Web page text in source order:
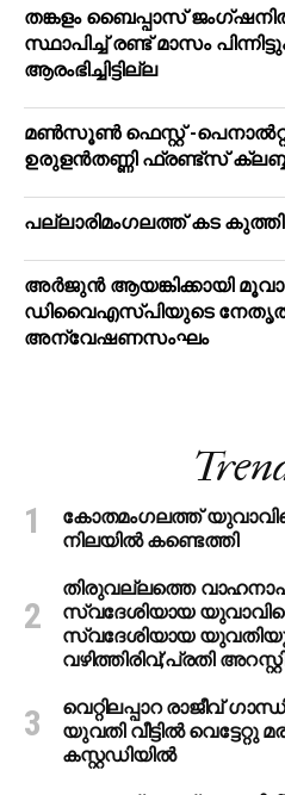
തങ്കളം ബൈപ്പാസ്
സ്ഥാപിച്ച് രണ്ട് മാസം
ആരംഭിച്ചിട്ടില്ല
മൺസൂൺ ഫെസ്റ്റ് -
ഉരുളൻതണ്ണി ഫ്രണ്ട്സ്
പ​ല്ലാ​രി​മം​ഗ​ല​ത്ത് ക​ട
അര്‍ജുന്‍ ആയങ്കിക്കായി
ഡിവൈഎസ്പിയുടെ
അന്വേഷണസംഘം
കോതമംഗലത്ത് യുവാവിനെ
നിലയിൽ കണ്ടെത്തി
തിരുവല്ലത്തെ
സ്വദേശിയായ
സ്വദേശിയായ
വഴിത്തിരിവ്;പ്രതി
വെറ്റിലപ്പാറ രാജീവ്
യുവതി വീട്ടിൽ വെട്ടേറ്റു
കസ്റ്റഡിയിൽ